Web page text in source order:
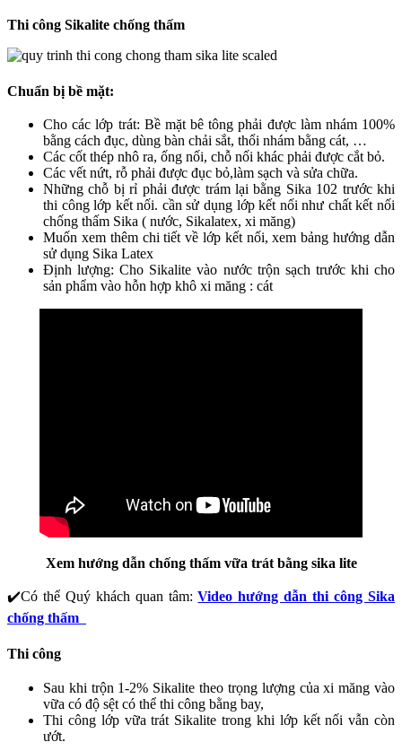
Thi công Sikalite chống thấm
Chuẩn bị bề mặt:
Cho các lớp trát: Bề mặt bê tông phải được làm nhám 100%
bằng cách đục, dùng bàn chải sắt, thổi nhám bằng cát, …
Các cốt thép nhô ra, ống nối, chỗ nối khác phải được cắt bỏ.
Các vết nứt, rỗ phải được đục bỏ,làm sạch và sửa chữa.
Những chỗ bị rỉ phải được trám lại bằng Sika 102 trước khi
thi công lớp kết nối. cần sử dụng lớp kết nối như chất kết nối
chống thấm Sika ( nước, Sikalatex, xi măng)
Muốn xem thêm chi tiết về lớp kết nối, xem bảng hướng dẫn
sử dụng Sika Latex
Định lượng: Cho Sikalite vào nước trộn sạch trước khi cho
sản phẩm vào hỗn hợp khô xi măng : cát
Xem hướng dẫn chống thấm vữa trát bằng sika lite
✔️Có thể Quý khách quan tâm: Video hướng dẫn thi công Sika
chống thấm
Thi công
Sau khi trộn 1-2% Sikalite theo trọng lượng của xi măng vào
vữa có độ sệt có thể thi công bằng bay,
Thi công lớp vữa trát Sikalite trong khi lớp kết nối vẫn còn
ướt.